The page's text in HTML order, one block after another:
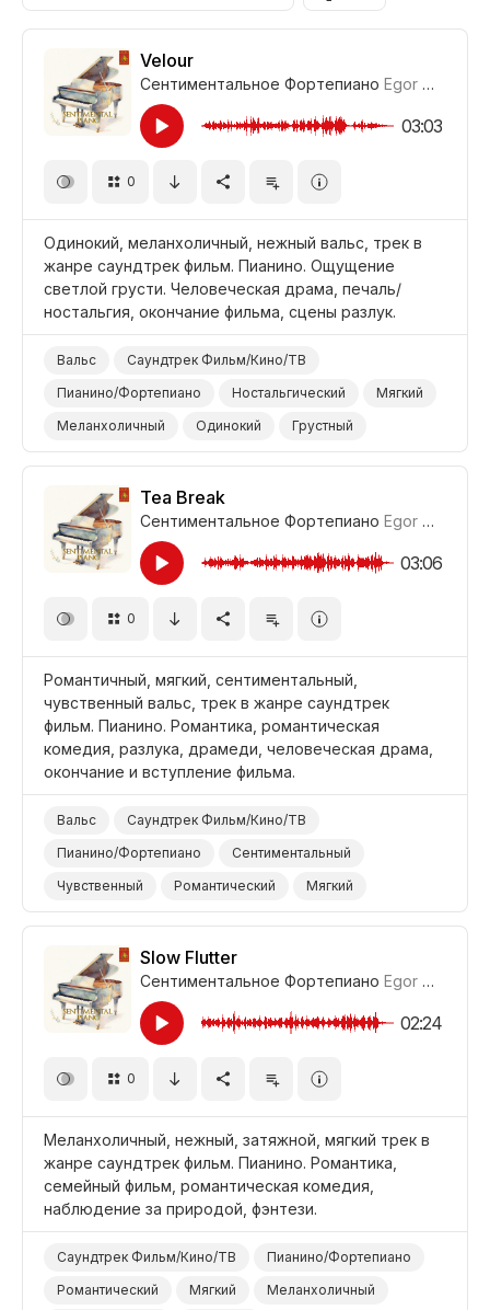
Velour
Сентиментальное Фортепиано Egor Gandukhin
03:03
0
Одинокий, меланхоличный, нежный вальс, трек в
жанре саундтрек фильм. Пианино. Ощущение
светлой грусти. Человеческая драма, печаль/
ностальгия, окончание фильма, сцены разлук.
Вальс
Саундтрек Фильм/Кино/ТВ
Пианино/Фортепиано
Ностальгический
Мягкий
Меланхоличный
Одинокий
Грустный
Фильм Романтика
Драма Печаль/Ностальгия
Фильм Титры/Окончание
Фильм Человеческая Драма/Трагедия
Драма
Tea Break
Сентиментальное Фортепиано Egor Gandukhin
03:06
0
Романтичный, мягкий, сентиментальный,
чувственный вальс, трек в жанре саундтрек
фильм. Пианино. Романтика, романтическая
комедия, разлука, драмеди, человеческая драма,
окончание и вступление фильма.
Вальс
Саундтрек Фильм/Кино/ТВ
Пианино/Фортепиано
Сентиментальный
Чувственный
Романтический
Мягкий
Фильм Титры/Окончание
Фильм Романтическая Комедия
Фильм Вступление
Фильм Человеческая Драма/Трагедия
Драма
Slow Flutter
Сентиментальное Фортепиано Egor Gandukhin
02:24
0
Меланхоличный, нежный, затяжной, мягкий трек в
жанре саундтрек фильм. Пианино. Романтика,
семейный фильм, романтическая комедия,
наблюдение за природой, фэнтези.
Саундтрек Фильм/Кино/ТВ
Пианино/Фортепиано
Романтический
Мягкий
Меланхоличный